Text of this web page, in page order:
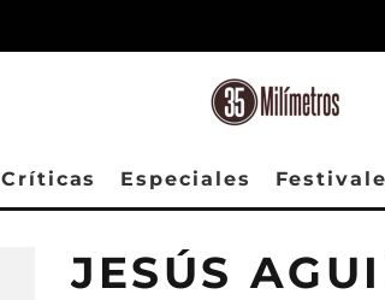
Críticas Especiales
JESÚS